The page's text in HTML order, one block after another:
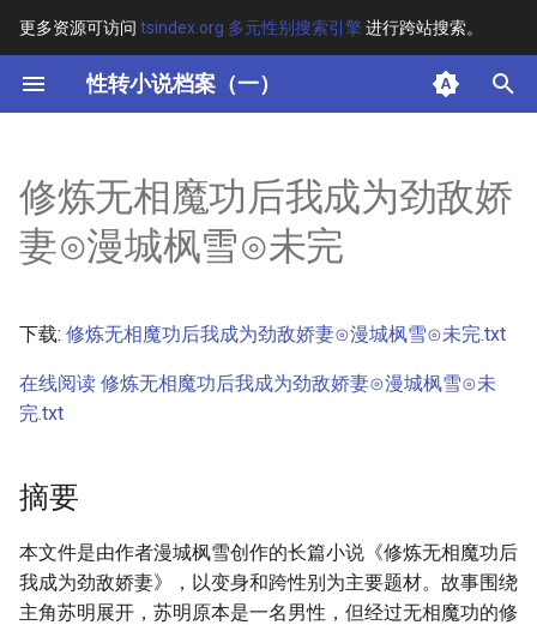
更多资源可访问 tsindex.org 多元性别搜索引擎进行跨站搜索。
性转小说档案（一）
键
开
始
索
其他信息 [Processed Page
Metadata]
修炼无相魔功后我成为劲敌娇
妻⊙漫城枫雪⊙未完
下载: 修炼无相魔功后我成为劲敌娇妻⊙漫城枫雪⊙未完.txt
在线阅读 修炼无相魔功后我成为劲敌娇妻⊙漫城枫雪⊙未
完.txt
摘要
本文件是由作者漫城枫雪创作的长篇小说《修炼无相魔功后
我成为劲敌娇妻》，以变身和跨性别为主要题材。故事围绕
主角苏明展开，苏明原本是一名男性，但经过无相魔功的修